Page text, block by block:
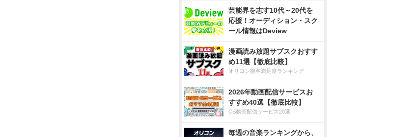
芸能界を志す10代～20代を
応援！オーディション・スク
ール情報はDeview
漫画読み放題サブスクおすす
め11選【徹底比較】
オリコン顧客満足度ランキング
2026年動画配信サービスお
すすめ40選【徹底比較】
CS動画配信サービス20選
毎週の音楽ランキングから、